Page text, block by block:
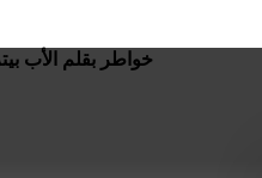
خواطر بقلم الأب